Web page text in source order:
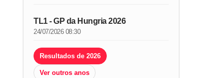
TL1 - GP da Hungria 2026
24/07/2026 08:30
Resultados de 2026
Ver outros anos